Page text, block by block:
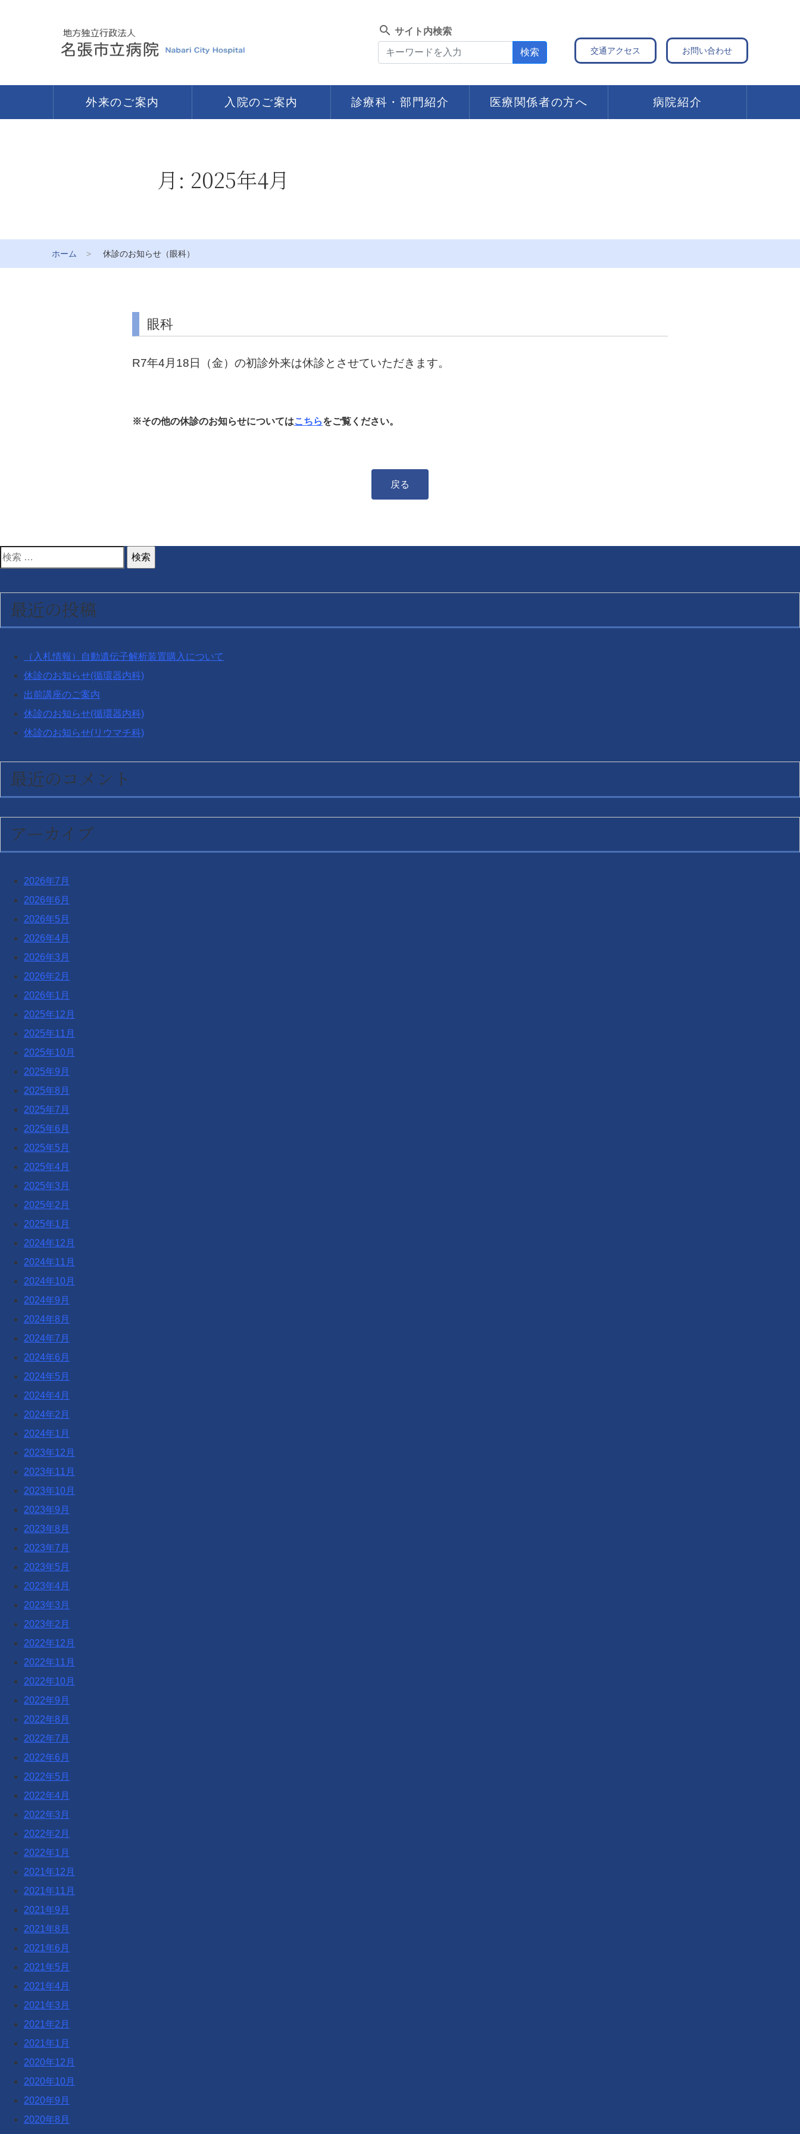
search サイト内検索
検索 交通アクセス お問い合わせ
外来のご案内 入院のご案内 診療科・部門紹介 医療関係者の方へ 病院紹介
月: 2025年4月
ホーム 休診のお知らせ（眼科）
眼科
R7年4月18日（金）の初診外来は休診とさせていただきます。
※その他の休診のお知らせについてはこちらをご覧ください。
戻る
検
対
最近の投稿
（入札情報）自動遺伝子解析装置購入について
休診のお知らせ(循環器内科)
出前講座のご案内
休診のお知らせ(循環器内科)
休診のお知らせ(リウマチ科)
最近のコメント
アーカイブ
2026年7月
2026年6月
2026年5月
2026年4月
2026年3月
2026年2月
2026年1月
2025年12月
2025年11月
2025年10月
2025年9月
2025年8月
2025年7月
2025年6月
2025年5月
2025年4月
2025年3月
2025年2月
2025年1月
2024年12月
2024年11月
2024年10月
2024年9月
2024年8月
2024年7月
2024年6月
2024年5月
2024年4月
2024年2月
2024年1月
2023年12月
2023年11月
2023年10月
2023年9月
2023年8月
2023年7月
2023年5月
2023年4月
2023年3月
2023年2月
2022年12月
2022年11月
2022年10月
2022年9月
2022年8月
2022年7月
2022年6月
2022年5月
2022年4月
2022年3月
2022年2月
2022年1月
2021年12月
2021年11月
2021年9月
2021年8月
2021年6月
2021年5月
2021年4月
2021年3月
2021年2月
2021年1月
2020年12月
2020年10月
2020年9月
2020年8月